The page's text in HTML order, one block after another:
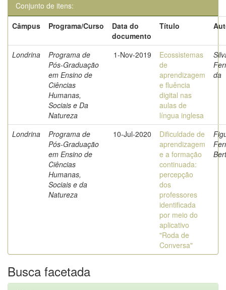
Conjunto de itens:
Câmpus
Programa/Curso
Data do
documento
Título
Londrina
Programa de
Pós-Graduação
em Ensino de
Ciências
Humanas,
Sociais e Da
Natureza
1-Nov-2019
Ecossistemas
de
aprendizagem
e fluência
digital nas
aulas de
língua inglesa
da
Londrina
Programa de
Pós-Graduação
em Ensino de
Ciências
Humanas,
Sociais e da
Natureza
10-Jul-2020
Dificuldade de
aprendizagem
e a formação
continuada:
percepção
dos
professores
identificada
por meio do
aplicativo
"Roda de
Conversa"
Busca facetada